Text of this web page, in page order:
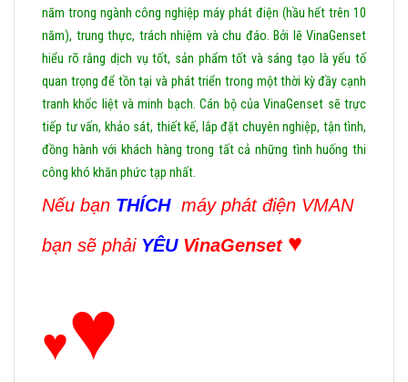
năm trong ngành công nghiệp máy phát điện (hầu hết trên 10
năm), trung thực, trách nhiệm và chu đáo. Bởi lẽ VinaGenset
hiểu rõ rằng dịch vụ tốt, sản phẩm tốt và sáng tạo là yếu tố
quan trọng để tồn tại và phát triển trong một thời kỳ đầy cạnh
tranh khốc liệt và minh bạch. Cán bộ củaVinaGenset sẽ trực
tiếp tư vấn, khảo sát, thiết kế, lắp đặt chuyên nghiệp, tận tình,
đồng hành với khách hàng trong tất cả những tình huống thi
công khó khăn phức tạp nhất.
Nếu bạn THÍCH máy phát điện VMAN
bạn sẽ phảiYÊUVinaGenset ♥
♥♥